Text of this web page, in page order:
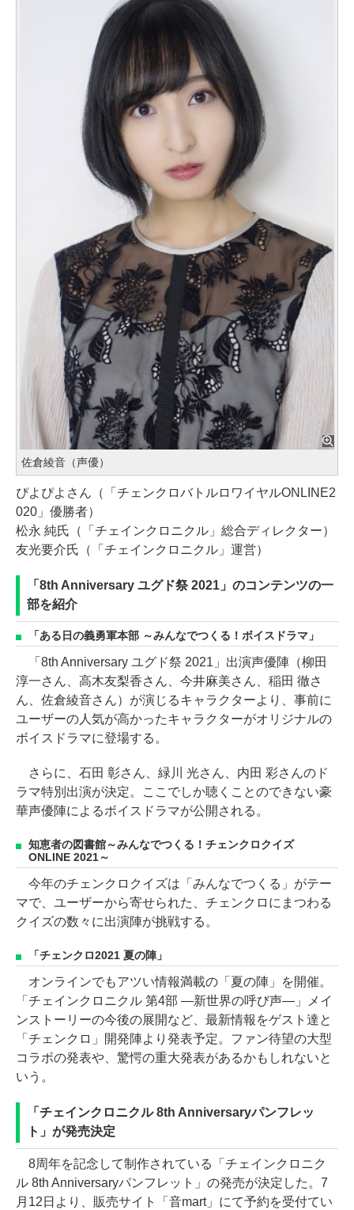
佐倉綾音（声優）
ぴよぴよさん（「チェンクロバトルロワイヤルONLINE2
020」優勝者）
松永 純氏（「チェインクロニクル」総合ディレクター）
友光要介氏（「チェインクロニクル」運営）
「8th Anniversary ユグド祭 2021」のコンテンツの一
部を紹介
「ある日の義勇軍本部 ～みんなでつくる！ボイスドラマ」
「8th Anniversary ユグド祭 2021」出演声優陣（柳田
淳一さん、高木友梨香さん、今井麻美さん、稲田 徹さ
ん、佐倉綾音さん）が演じるキャラクターより、事前に
ユーザーの人気が高かったキャラクターがオリジナルの
ボイスドラマに登場する。
さらに、石田 彰さん、緑川 光さん、内田 彩さんのド
ラマ特別出演が決定。ここでしか聴くことのできない豪
華声優陣によるボイスドラマが公開される。
知恵者の図書館～みんなでつくる！チェンクロクイズ
ONLINE 2021～
今年のチェンクロクイズは「みんなでつくる」がテー
マで、ユーザーから寄せられた、チェンクロにまつわる
クイズの数々に出演陣が挑戦する。
「チェンクロ2021 夏の陣」
オンラインでもアツい情報満載の「夏の陣」を開催。
「チェインクロニクル 第4部 ―新世界の呼び声―」メイ
ンストーリーの今後の展開など、最新情報をゲスト達と
「チェンクロ」開発陣より発表予定。ファン待望の大型
コラボの発表や、驚愕の重大発表があるかもしれないと
いう。
「チェインクロニクル 8th Anniversaryパンフレッ
ト」が発売決定
8周年を記念して制作されている「チェインクロニク
ル 8th Anniversaryパンフレット」の発売が決定した。7
月12日より、販売サイト「音mart」にて予約を受付てい